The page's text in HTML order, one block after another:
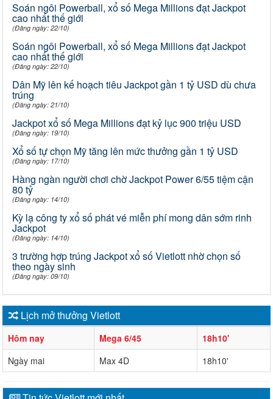
Soán ngôi Powerball, xổ số Mega Millions đạt Jackpot
cao nhất thế giới
(Đăng ngày: 22/10)
Soán ngôi Powerball, xổ số Mega Millions đạt Jackpot
cao nhất thế giới
(Đăng ngày: 22/10)
Dân Mỹ lên kế hoạch tiêu Jackpot gần 1 tỷ USD dù chưa
trúng
(Đăng ngày: 21/10)
Jackpot xổ số Mega Millions đạt kỷ lục 900 triệu USD
(Đăng ngày: 19/10)
Xổ số tự chọn Mỹ tăng lên mức thưởng gần 1 tỷ USD
(Đăng ngày: 17/10)
Hàng ngàn người chơi chờ Jackpot Power 6/55 tiệm cận
80 tỷ
(Đăng ngày: 14/10)
Kỳ lạ công ty xổ số phát vé miễn phí mong dân sớm rinh
Jackpot
(Đăng ngày: 14/10)
3 trường hợp trúng Jackpot xổ số Vietlott nhờ chọn số
theo ngày sinh
(Đăng ngày: 09/10)
Lịch mở thưởng Vietlott
Hôm nay Mega 6/45
18h10'
Ngày mai
Max 4D 18h10'